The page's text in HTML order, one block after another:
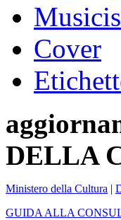
Cover
DELLA
Ministero della Cultura |
GUIDA ALLA